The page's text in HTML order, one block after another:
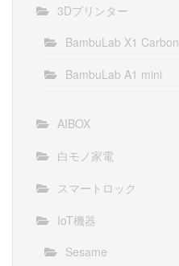
3Dプリンター
BambuLab X1 Carbon
BambuLab A1 mini
AIBOX
白モノ家電
スマートロック
IoT機器
Sesame